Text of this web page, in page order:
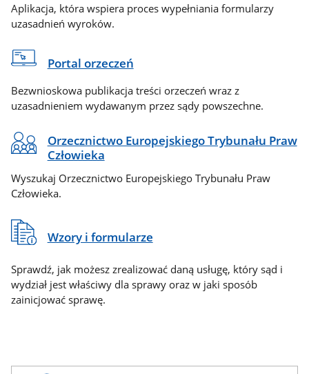
Aplikacja, która wspiera proces wypełniania formularzy
uzasadnień wyroków.
Portal orzeczeń
Bezwnioskowa publikacja treści orzeczeń wraz z
uzasadnieniem wydawanym przez sądy powszechne.
Orzecznictwo Europejskiego Trybunału Praw
Człowieka
Wyszukaj Orzecznictwo Europejskiego Trybunału Praw
Człowieka.
Wzory i formularze
Sprawdź, jak możesz zrealizować daną usługę, który sąd i
wydział jest właściwy dla sprawy oraz w jaki sposób
zainicjować sprawę.